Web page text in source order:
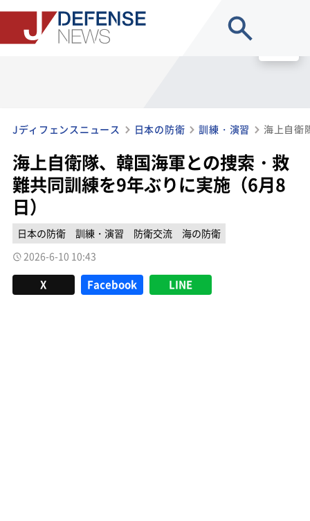
Jディフェンスニュース 日本の防衛 訓練・演習
海上自衛隊、韓国海軍との捜索・救
難共同訓練を9年ぶりに実施（6月8
日）
日本の防衛 訓練・演習 防衛交流
海の防衛
2026-6-10 10:43
X Facebook LINE